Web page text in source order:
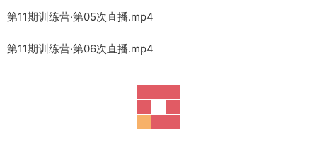
第11期训练营·第05次直播.mp4
第11期训练营·第06次直播.mp4